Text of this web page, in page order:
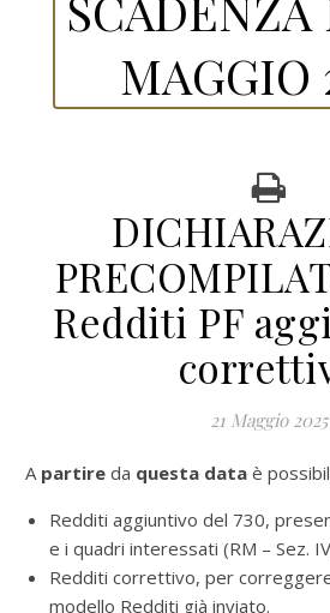
MAGGIO
Redditi PF
21 Maggio 2025
A partire da questa data è
Redditi aggiuntivo del 730,
e i quadri interessati (RM – Sez.
Redditi correttivo, per
modello Redditi già inviato.